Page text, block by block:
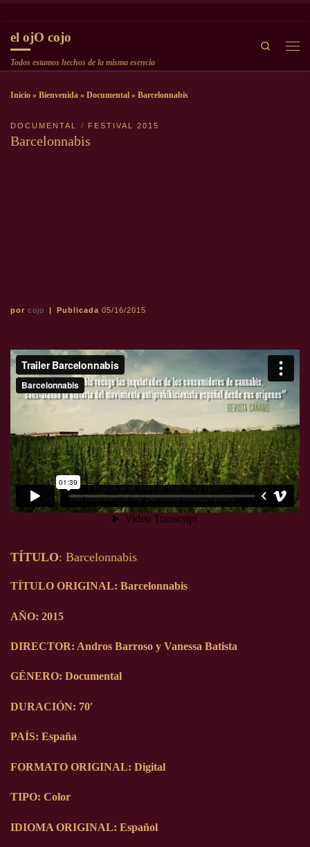
el ojO cojo
Todos estamos hechos de la misma esencia
Search
Inicio » Bienvenida » Documental » Barcelonnabis
DOCUMENTAL FESTIVAL 2015
Barcelonnabis
por cojo | Publicada 05/16/2015
TÍTULO: Barcelonnabis
TÍTULO ORIGINAL: Barcelonnabis
AÑO: 2015
DIRECTOR: Andros Barroso y Vanessa Batista
GÉNERO: Documental
DURACIÓN: 70′
PAÍS: España
FORMATO ORIGINAL: Digital
TIPO: Color
IDIOMA ORIGINAL: Español